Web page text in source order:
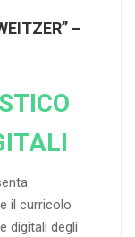
–
il curricolo
digitali degli